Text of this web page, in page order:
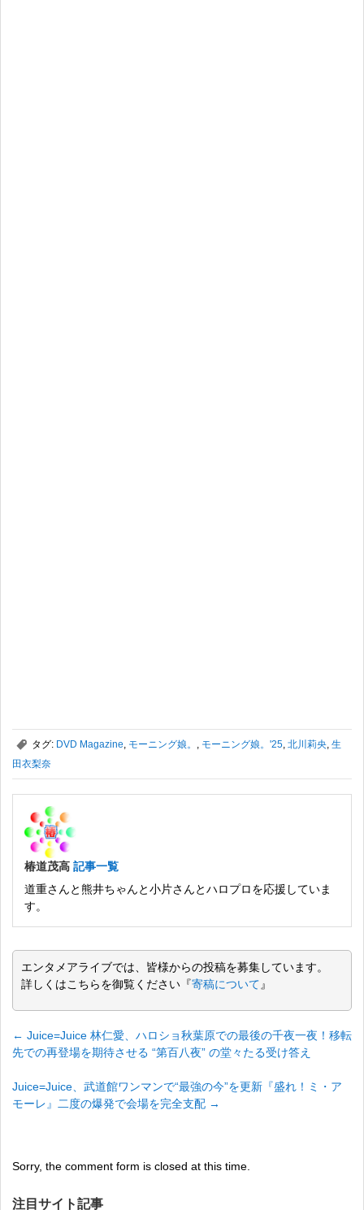
, タグ: DVD Magazine モーニング娘。 モーニング娘。'25 北川莉央 生
田衣梨奈
椿道茂高 記事一覧
道重さんと熊井ちゃんと小片さんとハロプロを応援していま
す。
エンタメアライブでは、皆様からの投稿を募集しています。
詳しくはこちらを御覧ください『寄稿について 』
← Juice=Juice 林仁愛、ハロショ秋葉原での最後の千夜一夜！移転
先での再登場を期待させる “第百八夜” の堂々たる受け答え
Juice=Juice、武道館ワンマンで“最強の今”を更新『盛れ！ミ・ア
モーレ』二度の爆発で会場を完全支配 →
Sorry, the comment form is closed at this time.
注目サイト記事